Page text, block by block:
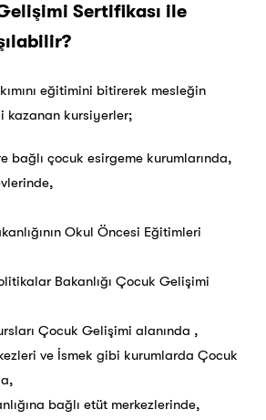
Sertifikası ile
eğitimini bitirerek mesleğin
kursiyerler;
bağlı çocuk esirgeme kurumlarında,
Okul Öncesi Eğitimleri
Bakanlığı Çocuk Gelişimi
Çocuk Gelişimi alanında ,
ve İsmek gibi kurumlarda Çocuk
bağlı etüt merkezlerinde,